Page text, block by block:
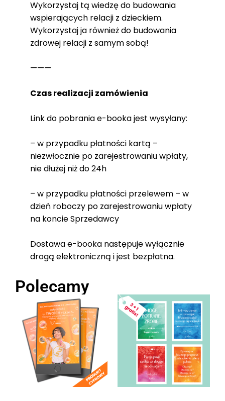
Wykorzystaj tą wiedzę do budowania
wspierających relacji z dzieckiem.
Wykorzystaj ja również do budowania
zdrowej relacji z samym sobą!
———
Czas realizacji zamówienia
Link do pobrania e-booka jest wysyłany:
– w przypadku płatności kartą –
niezwłocznie po zarejestrowaniu wpłaty,
nie dłużej niż do 24h
– w przypadku płatności przelewem – w
dzień roboczy po zarejestrowaniu wpłaty
na koncie Sprzedawcy
Dostawa e-booka następuje wyłącznie
drogą elektroniczną i jest bezpłatna.
Polecamy